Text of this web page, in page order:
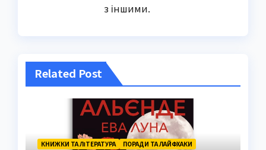
з іншими.
Related Post
КНИЖКИ ТА ЛІТЕРАТУРА ПОРАДИ ТА ЛАЙФХАКИ